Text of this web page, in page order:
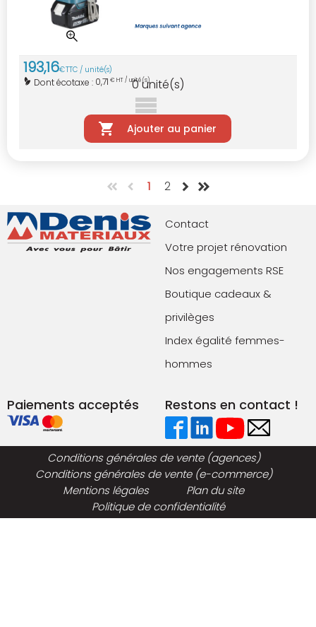
193,16€TTC / unité(s)
Dont écotaxe : 0,71 € HT / unité(s)
0unité(s)
Ajouter au panier
1 2
Contact
Votre projet rénovation
Nos engagements RSE
Boutique cadeaux &
privilèges
Index égalité femmes-
hommes
Paiements acceptés Restons en contact !
Conditions générales de vente (agences)
Conditions générales de vente (e-commerce)
Mentions légales
Plan du site
Politique de confidentialité